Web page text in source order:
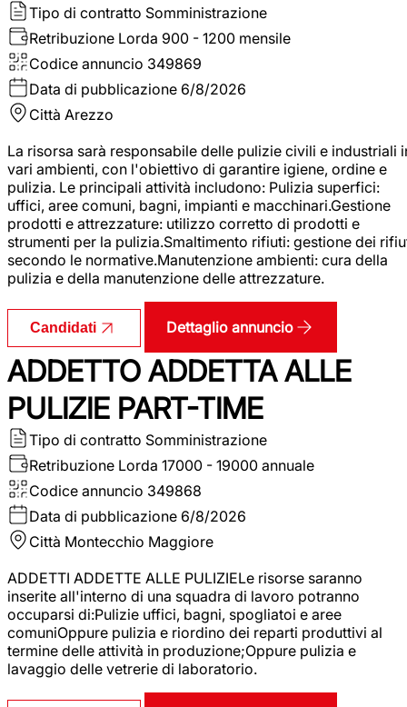
Tipo di contratto Somministrazione
Retribuzione Lorda 900 - 1200 mensile
Codice annuncio 349869
Data di pubblicazione 6/8/2026
Città Arezzo
La risorsa sarà responsabile delle pulizie civili e industriali
vari ambienti, con l'obiettivo di garantire igiene, ordine e
pulizia. Le principali attività includono: Pulizia superfici:
uffici, aree comuni, bagni, impianti e macchinari.Gestione
prodotti e attrezzature: utilizzo corretto di prodotti e
strumenti per la pulizia.Smaltimento rifiuti: gestione dei
secondo le normative.Manutenzione ambienti: cura della
pulizia e della manutenzione delle attrezzature.
Candidati Dettaglio annuncio
ADDETTO ADDETTA ALLE
PULIZIE PART-TIME
Tipo di contratto Somministrazione
Retribuzione Lorda 17000 - 19000 annuale
Codice annuncio 349868
Data di pubblicazione 6/8/2026
Città Montecchio Maggiore
ADDETTI ADDETTE ALLE PULIZIELe risorse saranno
inserite all'interno di una squadra di lavoro potranno
occuparsi di:Pulizie uffici, bagni, spogliatoi e aree
comuniOppure pulizia e riordino dei reparti produttivi al
termine delle attività in produzione;Oppure pulizia e
lavaggio delle vetrerie di laboratorio.